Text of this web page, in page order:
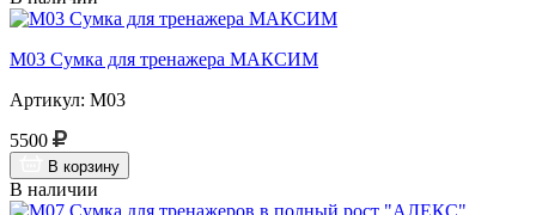
М03 Сумка для тренажера МАКСИМ
Артикул: М03
5500
В корзину
В наличии